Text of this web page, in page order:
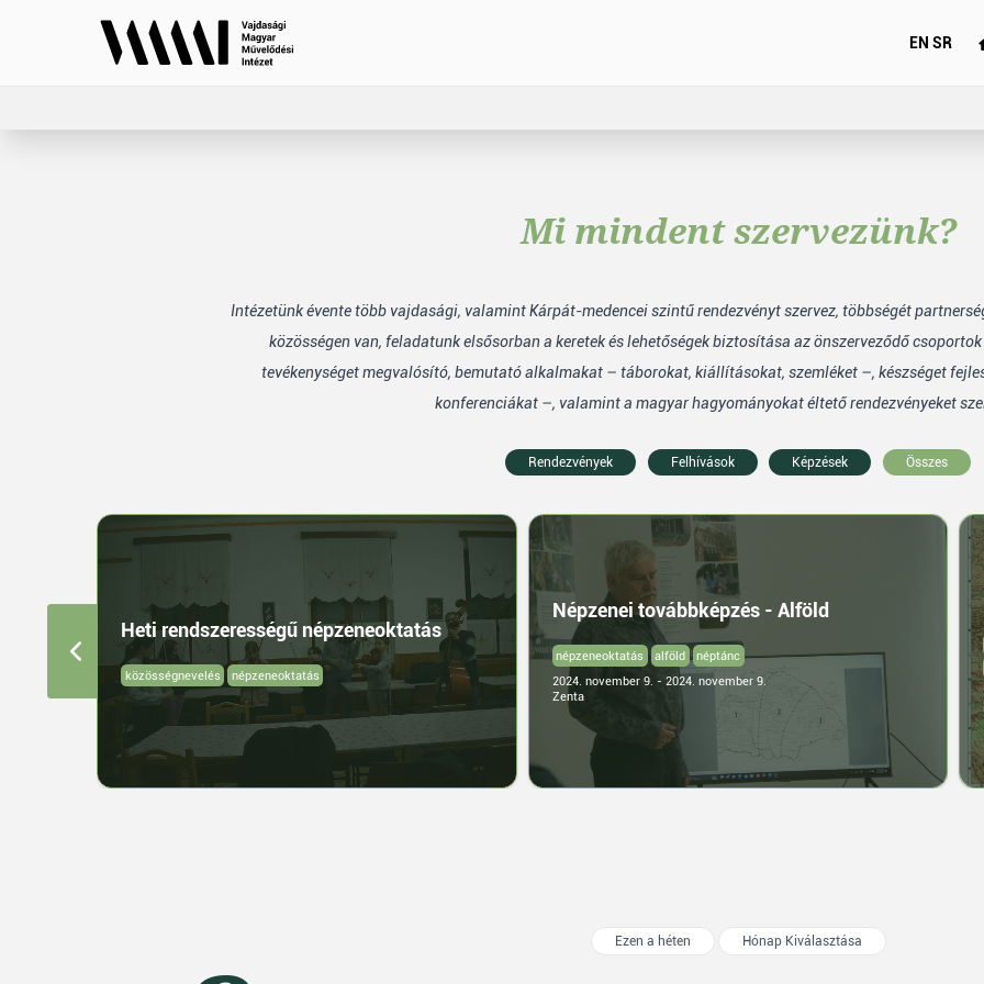
EN SR
Mi mindent szervezünk?
Intézetünk évente több vajdasági, valamint Kárpát-medencei szintű rendezvényt szervez, többségét
közösségen van, feladatunk elsősorban a keretek és lehetőségek biztosítása az önszerveződő
tevékenységet megvalósító, bemutató alkalmakat – táborokat, kiállításokat, szemléket –, készséget
konferenciákat –, valamint a magyar hagyományokat éltető rendezvényeket
Rendezvények Felhívások Képzések Összes
Heti rendszerességű népzeneoktatás
közösségnevelés népzeneoktatás
Népzenei továbbképzés - Alföld
népzeneoktatás alföld
néptánc
2024. november 9. - 2024. november 9.
Zenta
Ezen a héten